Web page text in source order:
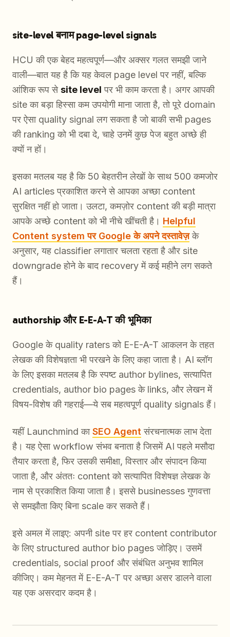
site-level बनाम page-level signals
HCU की एक बेहद महत्वपूर्ण—और अक्सर गलत समझी जाने
वाली—बात यह है कि यह केवल page level पर नहीं, बल्कि
आंशिक रूप सेsite level पर भी काम करता है। अगर आपकी
site का बड़ा हिस्सा कम उपयोगी माना जाता है, तो पूरे domain
पर ऐसा quality signal लग सकता है जो बाकी सभी pages
की ranking को भी दबा दे, चाहे उनमें कुछ पेज बहुत अच्छे ही
क्यों न हों।
इसका मतलब यह है कि 50 बेहतरीन लेखों के साथ 500 कमजोर
AI articles प्रकाशित करने से आपका अच्छा content
सुरक्षित नहीं हो जाता। उलटा, कमज़ोर content की बड़ी मात्रा
आपके अच्छे content को भी नीचे खींचती है। Helpful
Content system पर Google के अपने दस्तावेज़के
अनुसार, यह classifier लगातार चलता रहता है और site
downgrade होने के बाद recovery में कई महीने लग सकते
हैं।
authorship और E-E-A-T की भूमिका
Google के quality raters को E-E-A-T आकलन के तहत
लेखक की विशेषज्ञता भी परखने के लिए कहा जाता है। AI ब्लॉग
के लिए इसका मतलब है कि स्पष्ट author bylines, सत्यापित
credentials, author bio pages के links, और लेखन में
विषय-विशेष की गहराई—ये सब महत्वपूर्ण quality signals हैं।
यहीं Launchmind काSEO Agent संरचनात्मक लाभ देता
है। यह ऐसा workflow संभव बनाता है जिसमें AI पहले मसौदा
तैयार करता है, फिर उसकी समीक्षा, विस्तार और संपादन किया
जाता है, और अंततः content को सत्यापित विशेषज्ञ लेखक के
नाम से प्रकाशित किया जाता है। इससे businesses गुणवत्ता
से समझौता किए बिना scale कर सकते हैं।
इसे अमल में लाइए: अपनी site पर हर content contributor
के लिए structured author bio pages जोड़िए। उसमें
credentials, social proof और संबंधित अनुभव शामिल
कीजिए। कम मेहनत में E-E-A-T पर अच्छा असर डालने वाला
यह एक असरदार कदम है।